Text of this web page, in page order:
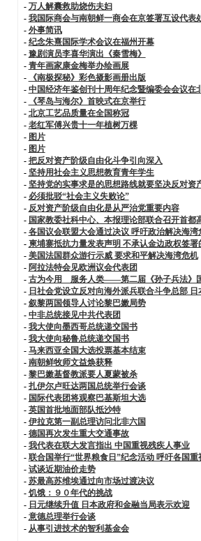
- 万人解囊救助烧伤夫妇
- 我国际商会与南朝鲜一商会在京签署互设代表
- 外事简讯
- 纪念朱熹国际学术会议在福州开幕
- 豫剧演员李喜华演出《秦雪梅》
- 青年画家康金梅举办绘画展
-
《南极探秘》彩色摄影画册出版
- 中国经济年鉴创刊十周年纪念暨编委会会议在
-
《琴岛与海尔》首映式在京举行
- 北京工艺品质量在全国称冠
- 老红军傅兴贵十一年植树万棵
- 图片
- 图片
- 把反对资产阶级自由化斗争引向深入
- 坚持用社会主义思想教育青年学生
- 坚持党的实事求是的思想路线就要坚决反对资
- 必须批驳“社会主义失败论”
- 反对资产阶级自由化是从严治党重要内容
- 国家教委社科中心、本报理论部联合召开首
- 各国议会联盟大会通过决议 呼吁政治解决海湾
- 柬埔寨抵抗力量发表声明 不承认金边政权签
- 美国法国群众游行示威 要求和平解决海湾危机
- 阿拉法特会见欧洲议会代表团
- 古为今用 服务人类——第二届《孙子兵法》
- 日社会党设立反对向海外派兵联合斗争总部
- 叙黎两国领导人讨论黎巴嫩局势
- 中非总统接见中共代表团
- 我大使向墨西哥总统递交国书
- 我大使向秘鲁总统递交国书
- 马来西亚全国大选投票基本结束
- 南朝鲜牧师文益焕获释
- 黎巴嫩基督教派要人夏蒙被杀
- 扎伊尔卢旺达两国总统举行会谈
- 国际代表团将观察巴基斯坦大选
- 英国首批地面部队抵沙特
- 伊拉克第一副总理访问北非六国
- 德国再次发生重大交通事故
- 我代表在联大发言指出 中国重视残疾人事业
- 联合国举行“世界粮食日”纪念活动 呼吁各国重
- 试谈近期油价走势
- 苏最高苏维埃通过向市场过渡决议
- 饥饿：９０年代的挑战
- 日元继续升值 日本政府和金融当局表示欢迎
- 意德总理举行会谈
- 从事引进技术的智利基金会